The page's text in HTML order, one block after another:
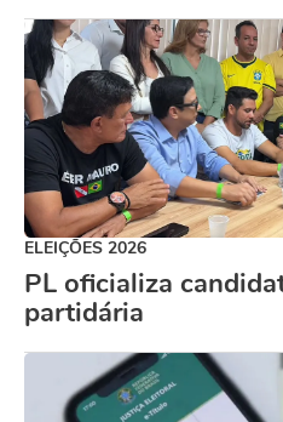
ELEIÇÕES 2026
PL oficializa
partidária